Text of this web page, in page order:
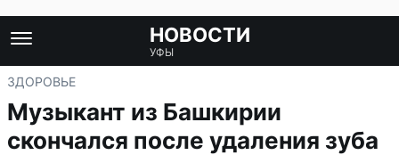
НОВОСТИ
УФЫ
ЗДОРОВЬЕ
Музыкант из Башкирии
скончался после удаления зуба